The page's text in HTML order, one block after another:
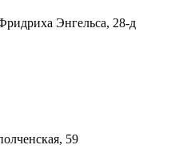
Энгельса, 28-д
59